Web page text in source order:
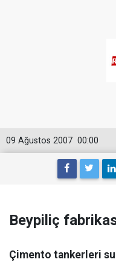
00:00
09 Ağustos 2007
Beypiliç
Çimento tankerleri su